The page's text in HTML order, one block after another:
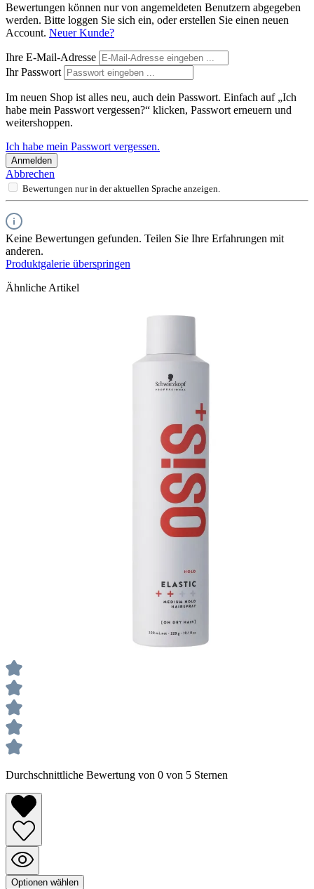
Bewertungen können nur von angemeldeten Benutzern abgegeben
werden. Bitte loggen Sie sich ein, oder erstellen Sie einen neuen
Account. Neuer Kunde?
Ihre E-Mail-Adresse
Ihr Passwort
Im neuen Shop ist alles neu, auch dein Passwort. Einfach auf „Ich
habe mein Passwort vergessen?“ klicken, Passwort erneuern und
weitershoppen.
Ich habe mein Passwort vergessen.
Anmelden
Abbrechen
Bewertungen nur in der aktuellen Sprache anzeigen.
Keine Bewertungen gefunden. Teilen Sie Ihre Erfahrungen mit
anderen.
Produktgalerie überspringen
Ähnliche Artikel
Durchschnittliche Bewertung von 0 von 5 Sternen
Optionen wählen